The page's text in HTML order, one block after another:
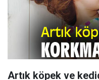
Artık köpek ve